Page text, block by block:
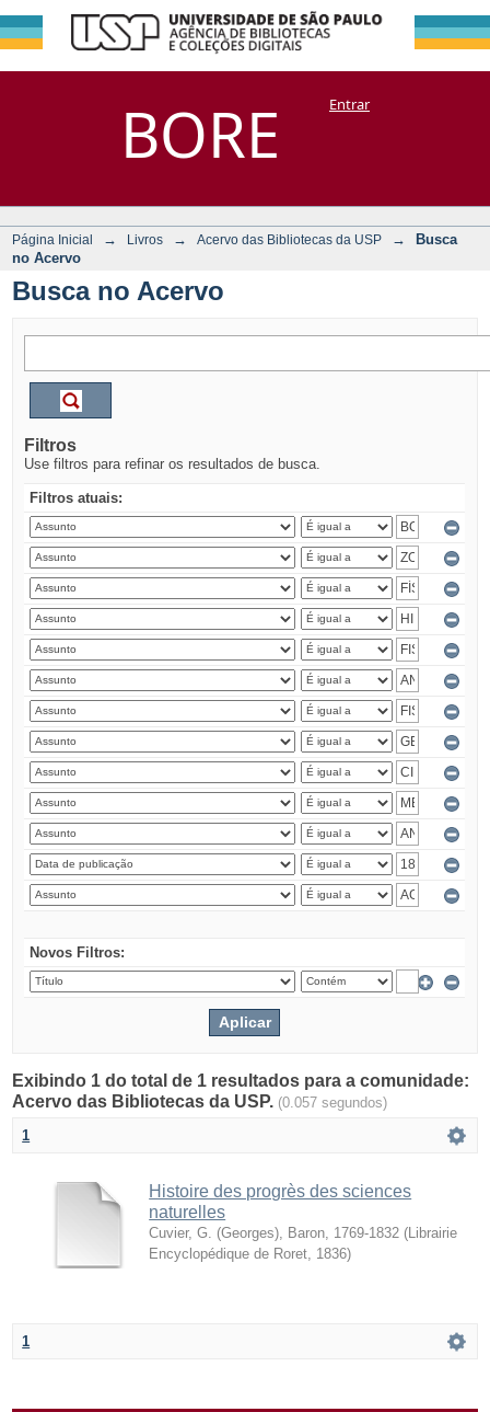
BORE
Busca no Acervo
DSpace/Manakin + CoriscoEntrar
Página Inicial → Livros → Acervo das Bibliotecas da USP →
Busca
no Acervo
Busca no Acervo
Filtros
Use filtros para refinar os resultados de busca.
Filtros atuais:
Novos Filtros:
Exibindo 1 do total de 1 resultados para a comunidade:
Acervo das Bibliotecas da USP. (0.057 segundos)
1
Histoire des progrès des sciences
naturelles
Cuvier, G. (Georges), Baron, 1769-1832 ( Librairie
Encyclopédique de Roret 1836)
1